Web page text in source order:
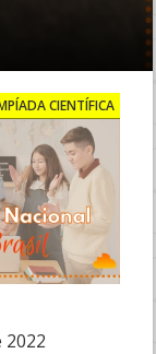
CIENTÍFICA
2022